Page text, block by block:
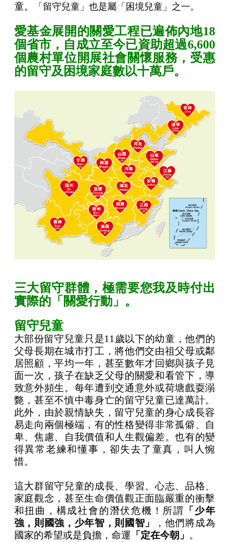
童。
「留守兒童」也是屬「困境兒童」之一。
愛基金展開的關愛工程已遍佈內地18
個省市，自成立至今已資助超過6,600
個農村單位開展社會關懷服務，受惠
的留守及困境家庭數以十萬戶。
三大留守群體，極需要您我及時付出
實際的「關愛行動」。
留守兒童
大部份留守兒童只是11歲以下的幼童，他們的
父母長期在城市打工，將他們交由祖父母或鄰
居照顧，平均一年，甚至數年才回鄉與孩子見
面一次，孩子在缺乏父母的關愛和看管下，導
致意外頻生。每年遭到交通意外或荷塘戲耍溺
斃，甚至不慎中毒身亡的留守兒童已達萬計。
此外，由於親情缺失，留守兒童的身心成長容
易走向兩個極端，有的性格變得非常孤僻、自
卑、焦慮、自我價值和人生觀偏差。也有的變
得異常老練和懂事，卻失去了童真，叫人惋
惜。
這大群留守兒童的成長、學習、心志、品格、
家庭觀念，甚至生命價值觀正面臨嚴重的衝擊
和扭曲，構成社會的潛伏危機！所謂
「少年
強，則國強，少年智，則國智」
，他們將成為
國家的希望或是負擔，命運 「定在今朝」 。